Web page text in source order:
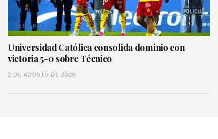
DEPORTES
Universidad Católica consolida dominio con
victoria 5-0 sobre Técnico
2 DE AGOSTO DE 2026